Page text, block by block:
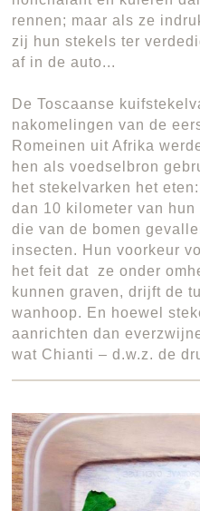
rennen; maar als ze
zij hun stekels ter
af in de auto...
De Toscaanse
nakomelingen van de
Romeinen uit Afrika
hen als voedselbron
het stekelvarken het
dan 10 kilometer van
die van de bomen
insecten. Hun voorkeur
het feit dat ze onder
kunnen graven, drijft de
wanhoop. En hoewel
aanrichten dan
wat Chianti – d.w.z. de